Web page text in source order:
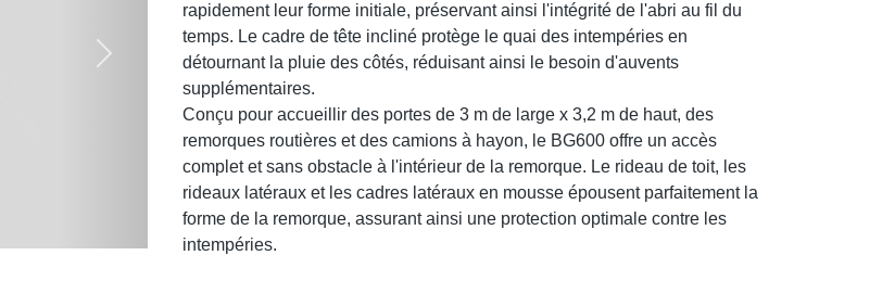
Suivant
rapidement leur forme initiale, préservant ainsi l'intégrité de l'abri au fil du
temps. Le cadre de tête incliné protège le quai des intempéries en
détournant la pluie des côtés, réduisant ainsi le besoin d'auvents
supplémentaires.
Conçu pour accueillir des portes de 3 m de large x 3,2 m de haut, des
remorques routières et des camions à hayon, le BG600 offre un accès
complet et sans obstacle à l'intérieur de la remorque. Le rideau de toit, les
rideaux latéraux et les cadres latéraux en mousse épousent parfaitement la
forme de la remorque, assurant ainsi une protection optimale contre les
intempéries.